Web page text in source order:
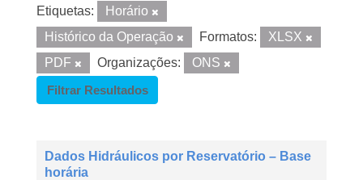
Etiquetas:
Horário
Histórico da Operação
Formatos:
XLSX
PDF
Organizações:
ONS
Filtrar Resultados
Dados Hidráulicos por Reservatório – Base
horária